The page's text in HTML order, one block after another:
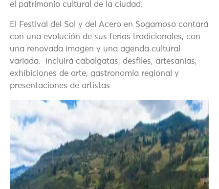
el patrimonio cultural de la ciudad.
El Festival del Sol y del Acero en Sogamoso contará
con una evolución de sus ferias tradicionales, con
una renovada imagen y una agenda cultural
variada. incluirá cabalgatas, desfiles, artesanías,
exhibiciones de arte, gastronomía regional y
presentaciones de artistas